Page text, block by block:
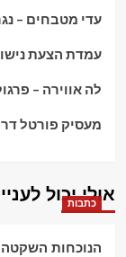
עדי מטבחים –
עמדת הצעת
לה אווירה –
מעסיק פורטל
אולי יכול
כתבות
הנוכחות